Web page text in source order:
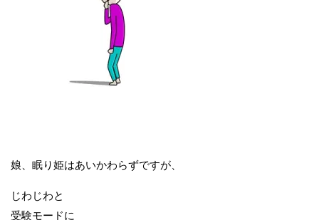
娘、眠り姫はあいかわらずですが、
じわじわと
受験モードに